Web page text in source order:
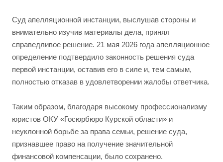
Суд апелляционной инстанции, выслушав стороны и
внимательно изучив материалы дела, принял
справедливое решение. 21 мая 2026 года апелляционное
определение подтвердило законность решения суда
первой инстанции, оставив его в силе и, тем самым,
полностью отказав в удовлетворении жалобы ответчика.
Таким образом, благодаря высокому профессионализму
юристов ОКУ «Госюрбюро Курской области» и
неуклонной борьбе за права семьи, решение суда,
признавшее право на получение значительной
финансовой компенсации, было сохранено.